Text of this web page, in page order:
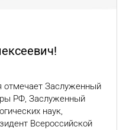
отмечает Заслуженный
РФ, Заслуженный
наук,
Всероссийской